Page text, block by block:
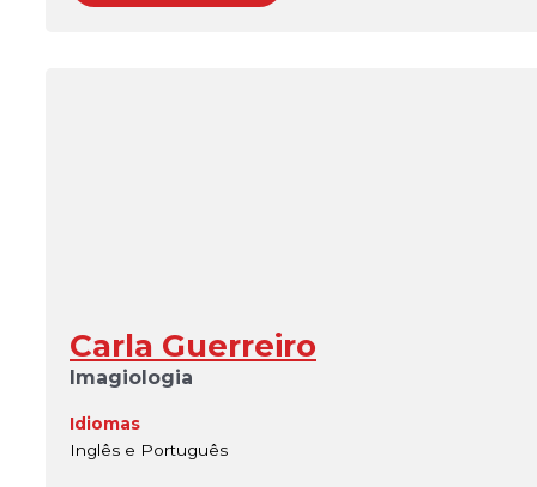
Carla Guerreiro
Imagiologia
Idiomas
Inglês e Português